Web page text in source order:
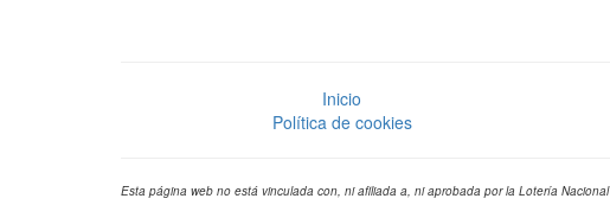
Inicio
Política de cookies
Esta página web no está vinculada con, ni afiliada a, ni aprobada por la Lotería